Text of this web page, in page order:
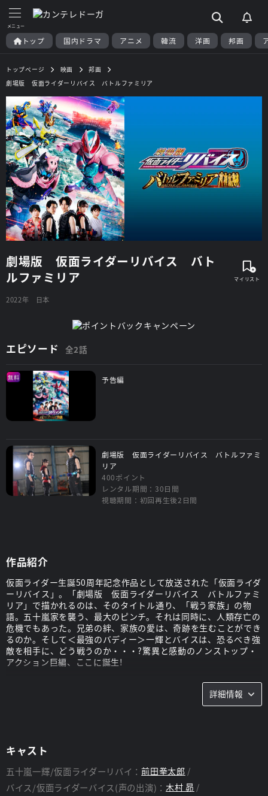
トップ 国内ドラマ アニメ 韓流 洋画 邦画
トップページ 映画
邦画
劇場版 仮面ライダーリバイス バトルファミリア
劇場版 仮面ライダーリバイス バト
ルファミリア
2022年 日本
エピソード 全2話
無料 予告編
劇場版 仮面ライダーリバイス バトルファミ
リア
400ポイント
レンタル期間：30日間
視聴期間：初回再生後2日間
作品紹介
仮面ライダー生誕50周年記念作品として放送された「仮面ライダ
ーリバイス」。「劇場版 仮面ライダーリバイス バトルファミ
リア」で描かれるのは、そのタイトル通り、「戦う家族」の物
語。五十嵐家を襲う、最大のピンチ。それは同時に、人類存亡の
危機でもあった。兄弟の絆、家族の愛は、奇跡を生むことができ
るのか。そして＜最強のバディー＞一輝とバイスは、恐るべき強
敵を相手に、どう戦うのか・・・?驚異と感動のノンストップ・
アクション巨編、ここに誕生!
詳細情報
キャスト
五十嵐一輝/仮面ライダーリバイ：前田拳太郎
バイス/仮面ライダーバイス(声の出演)： 木村 昴